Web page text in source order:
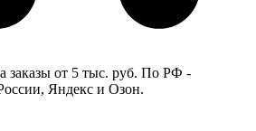
заказы от 5 тыс. руб. По РФ -
Яндекс и Озон.